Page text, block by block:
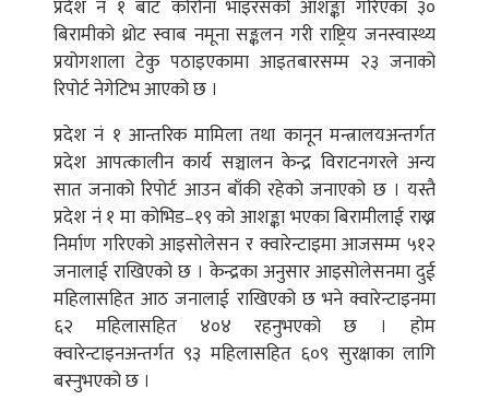
प्रदेश नं १ बाट कोरोना भाइरसको आशङ्का गरिएका ३०
बिरामीको थ्रोट स्वाब नमूना सङ्कलन गरी राष्ट्रिय जनस्वास्थ्य
प्रयोगशाला टेकु पठाइएकामा आइतबारसम्म २३ जनाको
रिपोर्ट नेगेटिभ आएको छ ।
प्रदेश नं १ आन्तरिक मामिला तथा कानून मन्त्रालयअन्तर्गत
प्रदेश आपत्कालीन कार्य सञ्चालन केन्द्र विराटनगरले अन्य
सात जनाको रिपोर्ट आउन बाँकी रहेको जनाएको छ । यस्तै
प्रदेश नंं १ मा कोभिड–१९ को आशङ्का भएका बिरामीलाई राख्न
निर्माण गरिएको आइसोलेसन र क्वारेन्टाइमा आजसम्म ५१२
जनालाई राखिएको छ । केन्द्रका अनुसार आइसोलेसनमा दुई
महिलासहित आठ जनालाई राखिएको छ भने क्वारेन्टाइनमा
६२ महिलासहित ४०४ रहनुभएको छ । होम
क्वारेन्टाइनअन्तर्गत ९३ महिलासहित ६०९ सुरक्षाका लागि
बस्नुभएको छ ।